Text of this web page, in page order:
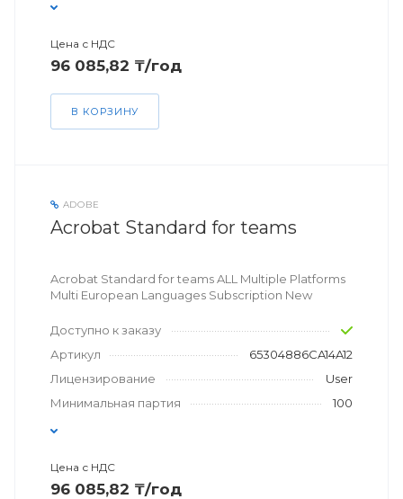
Цена с НДС
96 085,82 ₸/год
В КОРЗИНУ
ADOBE
Acrobat Standard for teams
Acrobat Standard for teams ALL Multiple Platforms
Multi European Languages Subscription New
Доступно к заказу
Артикул
65304886CA14A12
Лицензирование
User
Минимальная партия
100
Цена с НДС
96 085,82 ₸/год